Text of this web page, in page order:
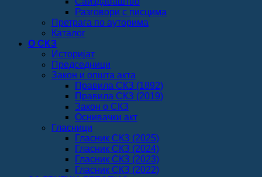
Разговори с писцима
Претрага по ауторима
Каталог
О СКЗ
Историјат
Председници
Закон и општа акта
Правила СКЗ (1892)
Правила СКЗ (2019)
Закон о СКЗ
Оснивачки акт
Гласници
Гласник СКЗ (2025)
Гласник СКЗ (2024)
Гласник СКЗ (2023)
Гласник СКЗ (2022)